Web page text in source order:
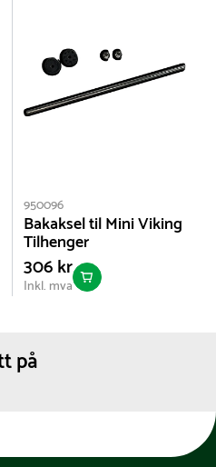
950096
Bakaksel til Mini Viking
Tilhenger
306 kr
Inkl. mva
på